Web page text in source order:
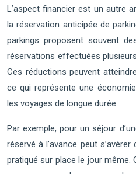
L’aspect financier est un autre
la réservation anticipée de
parkings proposent souvent
réservations effectuées
Ces réductions peuvent
ce qui représente une
les voyages de longue durée.
Par exemple, pour un séjour
réservé à l’avance peut
pratiqué sur place le jour